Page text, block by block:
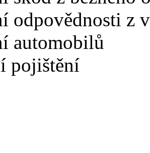
odpovědnosti z
automobilů
pojištění